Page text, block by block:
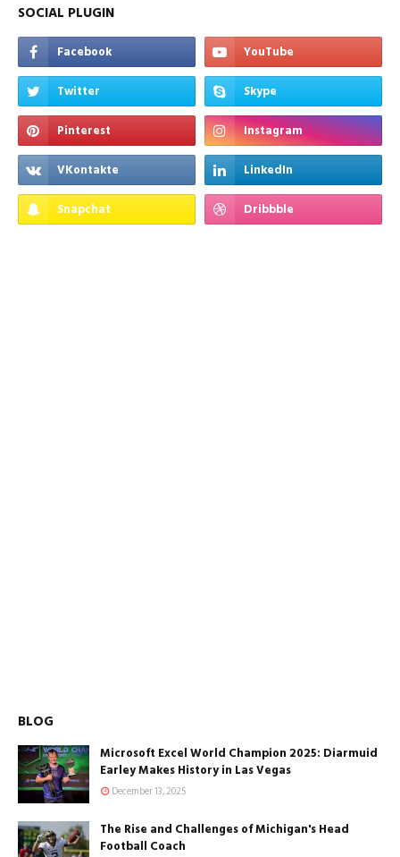
SOCIAL PLUGIN
BLOG
Microsoft Excel World Champion 2025: Diarmuid
Earley Makes History in Las Vegas
December 13, 2025
The Rise and Challenges of Michigan's Head
Football Coach